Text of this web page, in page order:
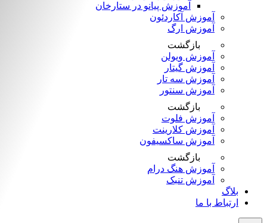
آموزش پیانو در ستارخان
آموزش آکاردئون
آموزش ارگ
بازگشت
آموزش ویولن
آموزش گیتار
آموزش سه تار
آموزش سنتور
بازگشت
آموزش فلوت
آموزش کلارینت
آموزش ساکسیفون
بازگشت
آموزش هنگ درام
آموزش تنبک
بلاگ
ارتباط با ما